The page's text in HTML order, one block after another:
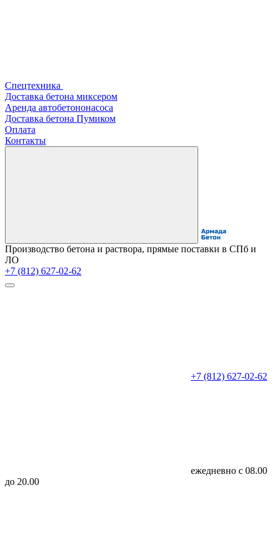
Спецтехника
Доставка бетона миксером
Аренда автобетононасоса
Доставка бетона Пумиком
Оплата
Контакты
Производство бетона и раствора, прямые поставки в СПб и
ЛО
+7 (812) 627-02-62
+7 (812) 627-02-62
ежедневно с 08.00
до 20.00